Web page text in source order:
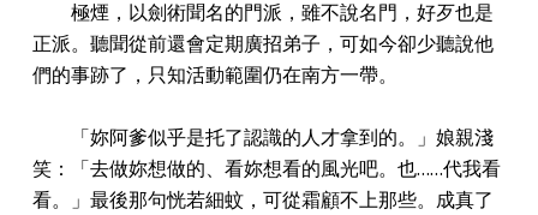
極煙，以劍術聞名的門派，雖不說名門，好歹也是
正派。聽聞從前還會定期廣招弟子，可如今卻少聽說他
們的事跡了，只知活動範圍仍在南方一帶。
「妳阿爹似乎是托了認識的人才拿到的。」娘親淺
笑：「去做妳想做的、看妳想看的風光吧。也……代我看
看。」最後那句恍若細蚊，可從霜顧不上那些。成真了